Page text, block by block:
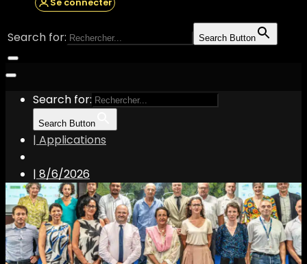
Se connecter
Search for: Search Button
Search for:
Search Button
| Applications
| 8/6/2026